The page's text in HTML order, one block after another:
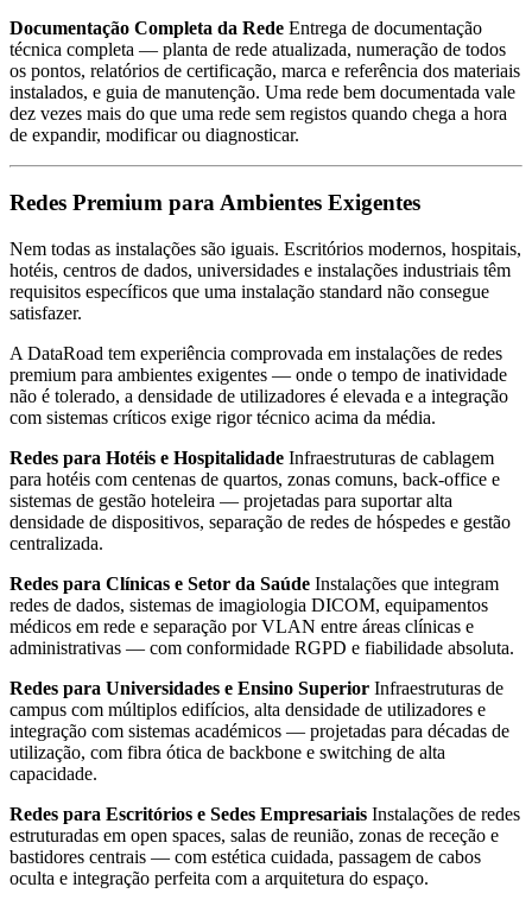
Documentação Completa da Rede Entrega de documentação
técnica completa — planta de rede atualizada, numeração de todos
os pontos, relatórios de certificação, marca e referência dos materiais
instalados, e guia de manutenção. Uma rede bem documentada vale
dez vezes mais do que uma rede sem registos quando chega a hora
de expandir, modificar ou diagnosticar.
Redes Premium para Ambientes Exigentes
Nem todas as instalações são iguais. Escritórios modernos, hospitais,
hotéis, centros de dados, universidades e instalações industriais têm
requisitos específicos que uma instalação standard não consegue
satisfazer.
A DataRoad tem experiência comprovada em instalações de redes
premium para ambientes exigentes — onde o tempo de inatividade
não é tolerado, a densidade de utilizadores é elevada e a integração
com sistemas críticos exige rigor técnico acima da média.
Redes para Hotéis e Hospitalidade Infraestruturas de cablagem
para hotéis com centenas de quartos, zonas comuns, back-office e
sistemas de gestão hoteleira — projetadas para suportar alta
densidade de dispositivos, separação de redes de hóspedes e gestão
centralizada.
Redes para Clínicas e Setor da Saúde Instalações que integram
redes de dados, sistemas de imagiologia DICOM, equipamentos
médicos em rede e separação por VLAN entre áreas clínicas e
administrativas — com conformidade RGPD e fiabilidade absoluta.
Redes para Universidades e Ensino Superior Infraestruturas de
campus com múltiplos edifícios, alta densidade de utilizadores e
integração com sistemas académicos — projetadas para décadas de
utilização, com fibra ótica de backbone e switching de alta
capacidade.
Redes para Escritórios e Sedes Empresariais Instalações de redes
estruturadas em open spaces, salas de reunião, zonas de receção e
bastidores centrais — com estética cuidada, passagem de cabos
oculta e integração perfeita com a arquitetura do espaço.